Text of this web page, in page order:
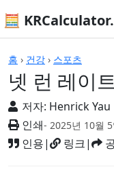
🧮
홈 › 건강 › 스포츠
넷 런 레이
저자: Henrick Yau
인쇄- 2025년 10월 5
인용| 링크|
계산기